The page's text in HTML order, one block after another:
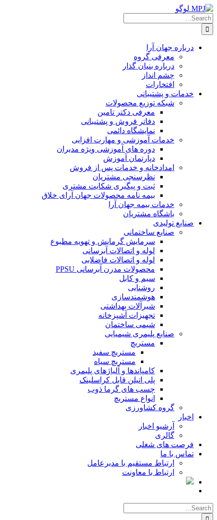
درباره جهان آرا
معرفی گروه
درباره بنیان گذار
چشم انداز
افتخارات
خدمات و پشتیبانی
شبکه توزیع محصولات
معرفی دکتر تامین
دفاتر فروش و پشتیبانی
نمایشگاه دائمی
خدمات آموزشی و مهارت افزایی
دوره های آموزشی ویژه مدیران
دپارتمان آموزش
امدادخانه و خدمات پس از فروش
نظرسنجی مشتریان
ثبت و پیگیری شکایت مشتری
بیمه نامه محصولات جهان آرای خلاق
خدمات بیمه جهان آرا
باشگاه مشتریان
صنایع تولیدی
صنایع ساختمانی
سرمایش گرمایش و تهویه مطبوع
لوله و اتصالات آبرسانی
لوله و اتصالات فاضلابی
محصولات مدرن آبرسانی PPSU
سیم و کابل
روشنایی
هوشمندسازی
شیرآلات بهداشتی
تجهیزات آشپزخانه
شیمی ساختمان
صنایع پلیمری شیمیایی
مستربچ
مستربچ سفید
مستربچ سیاه
کامپاندها و آلیاژهای پلیمری
پلی اتیلن قابل کراسلینک
چسب های گرما ذوب
انواع مستربچ
گروه کشاورزی
اخبار
آرشیو اخبار
گالری
فرصت های شغلی
تماس با ما
ارتباط مستقیم با مدیرعامل
ارتباط با معاونت